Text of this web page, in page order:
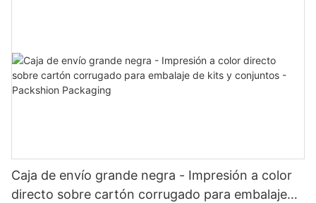
Caja de envío grande negra - Impresión a color
directo sobre cartón corrugado para embalaje